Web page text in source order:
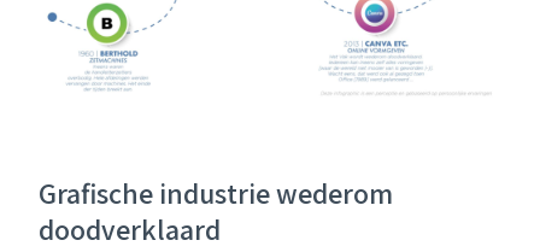
Grafische industrie wederom
doodverklaard